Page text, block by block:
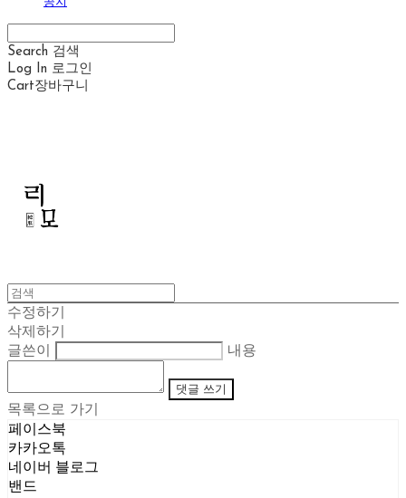
Search 검색
Log In 로그인
Cart장바구니
수정하기
삭제하기
글쓴이
내용
댓글 쓰기
목록으로 가기
페이스북
카카오톡
네이버 블로그
밴드